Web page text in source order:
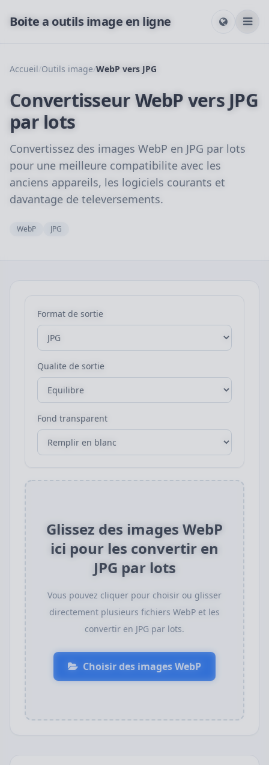
Boite a outils image en ligne
Accueil/Outils image/WebP vers JPG
Convertisseur WebP vers JPG
par lots
Convertissez des images WebP en JPG par lots
pour une meilleure compatibilite avec les
anciens appareils, les logiciels courants et
davantage de televersements.
WebP JPG
Format de sortie
Qualite de sortie
Fond transparent
Glissez des images WebP
ici pour les convertir en
JPG par lots
Vous pouvez cliquer pour choisir ou glisser
directement plusieurs fichiers WebP et les
convertir en JPG par lots.
Choisir des images WebP